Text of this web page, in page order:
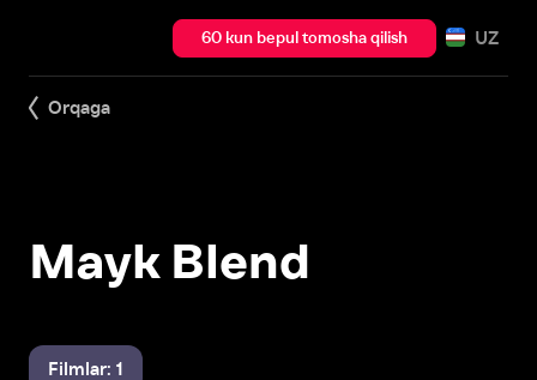
60 kun bepul tomosha qilish UZ
Orqaga
Mayk Blend
Filmlar: 1